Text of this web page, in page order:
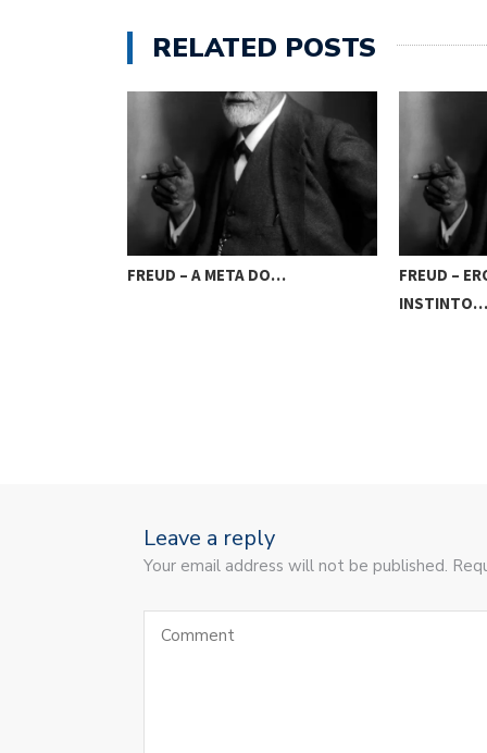
RELATED POSTS
FREUD – A META DO…
FREUD –
INSTINTO…
Leave a reply
Your email address will not be published.